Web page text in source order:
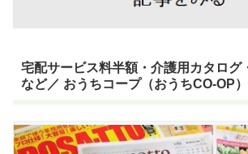
宅配サービス料半額・介護用カタログ
など／ おうちコープ（おうちCO-OP）